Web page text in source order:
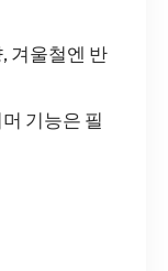
겨울철엔 반
기능은 필